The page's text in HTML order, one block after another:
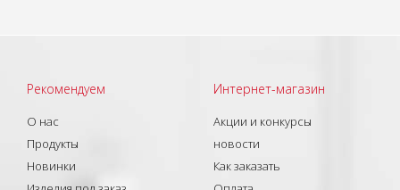
Рекомендуем
О нас
Продукты
Новинки
Интернет-магазин
Акции и конкурсы
новости
Как заказать